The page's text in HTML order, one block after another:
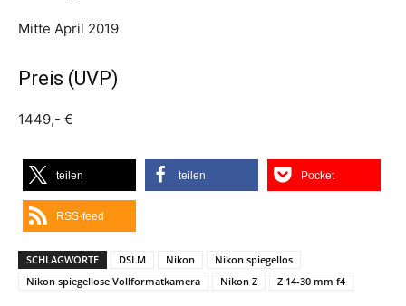
Mitte April 2019
Preis (UVP)
1449,- €
teilen teilen Pocket
RSS-feed
SCHLAGWORTE DSLM Nikon
Nikon spiegellos
Nikon spiegellose Vollformatkamera
Nikon Z Z 14-30 mm f4